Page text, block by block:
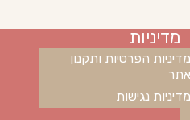
מדיניות
מדיניות הפרטיות ותקנון
אתר
מדיניות נגישות